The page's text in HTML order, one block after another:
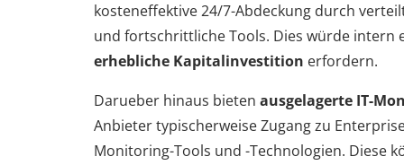
kosteneffektive 24/7-Abdeckung durch
und fortschrittliche Tools. Dies würde intern
erhebliche Kapitalinvestition erfordern.
Darueber hinaus bieten ausgelagerte IT-
Anbieter typischerweise Zugang zu
Monitoring-Tools und -Technologien. Diese